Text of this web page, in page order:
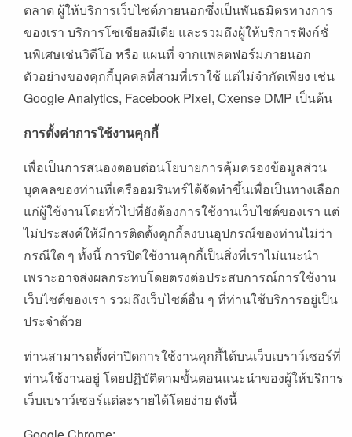
ตลาด ผู้ให้บริการเว็บไซต์ภายนอกซึ่งเป็นพันธมิตรทางการ
ของเรา บริการโซเชียลมีเดีย และรวมถึงผู้ให้บริการฟังก์ชั่
นพิเศษเช่นวิดีโอ หรือ แผนที่ จากแพลตฟอร์มภายนอก
ตัวอย่างของคุกกี้บุคคลที่สามที่เราใช้ แต่ไม่จำกัดเพียง เช่น
Google Analytics, Facebook Pixel, Cxense DMP เป็นต้น
การตั้งค่าการใช้งานคุกกี้
เพื่อเป็นการสนองตอบต่อนโยบายการคุ้มครองข้อมูลส่วน
บุคคลของท่านที่เครืออมรินทร์ได้จัดทำขึ้นเพื่อเป็นทางเลือก
แก่ผู้ใช้งานโดยทั่วไปที่ยังต้องการใช้งานเว็บไซต์ของเรา แต่
ไม่ประสงค์ให้มีการติดตั้งคุกกี้ลงบนอุปกรณ์ของท่านไม่ว่า
กรณีใด ๆ ทั้งนี้ การปิดใช้งานคุกกี้เป็นสิ่งที่เราไม่แนะนำ
เพราะอาจส่งผลกระทบโดยตรงต่อประสบการณ์การใช้งาน
เว็บไซต์ของเรา รวมถึงเว็บไซต์อื่น ๆ ที่ท่านใช้บริการอยู่เป็น
ประจำด้วย
ท่านสามารถตั้งค่าปิดการใช้งานคุกกี้ได้บนเว็บเบราว์เซอร์ที่
ท่านใช้งานอยู่ โดยปฏิบัติตามขั้นตอนแนะนำของผู้ให้บริการ
เว็บเบราว์เซอร์แต่ละรายได้โดยง่าย ดังนี้